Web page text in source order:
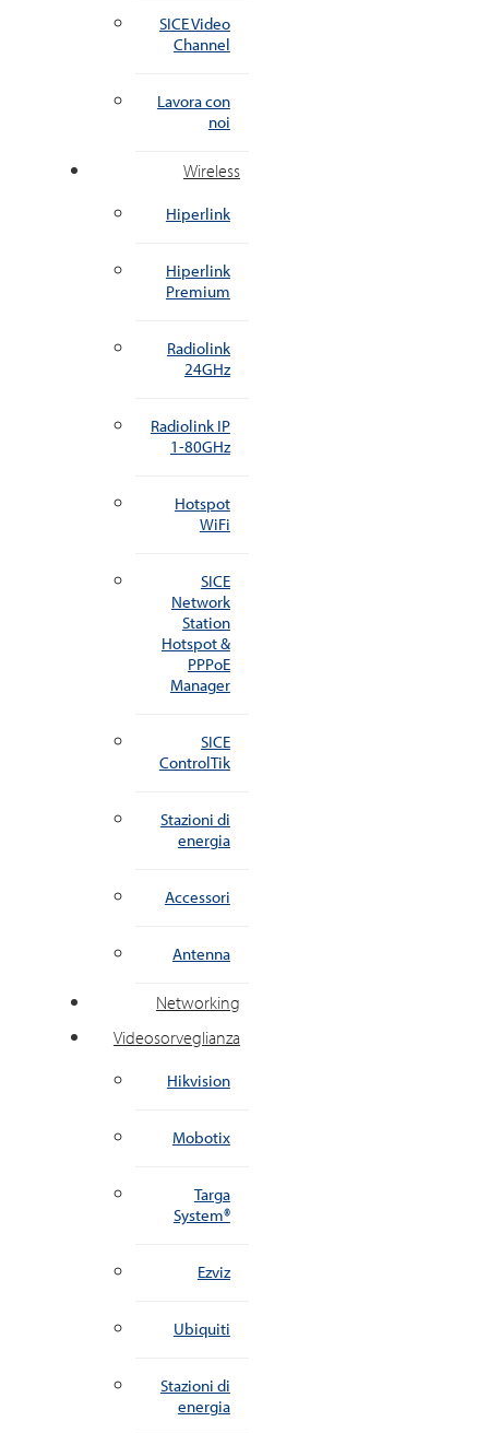
SICE Video
Channel
Lavora con
noi
Wireless
Hiperlink
Hiperlink
Premium
Radiolink
24GHz
Radiolink IP
1-80GHz
Hotspot
WiFi
SICE
Network
Station
Hotspot &
PPPoE
Manager
SICE
ControlTik
Stazioni di
energia
Accessori
Antenna
Networking
Videosorveglianza
Hikvision
Mobotix
Targa
System®
Ezviz
Ubiquiti
Stazioni di
energia